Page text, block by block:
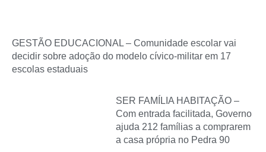
GESTÃO EDUCACIONAL – Comunidade escolar vai
decidir sobre adoção do modelo cívico-militar em 17
escolas estaduais
SER FAMÍLIA HABITAÇÃO –
Com entrada facilitada, Governo
ajuda 212 famílias a comprarem
a casa própria no Pedra 90